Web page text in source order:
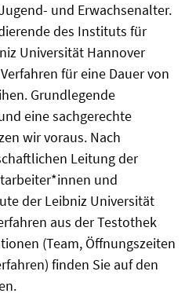
und Erwachsenalter.
des Instituts für
Universität Hannover
für eine Dauer von
Grundlegende
eine sachgerechte
wir voraus. Nach
Leitung der
und
der Leibniz Universität
aus der Testothek
(Team, Öffnungszeiten
finden Sie auf den